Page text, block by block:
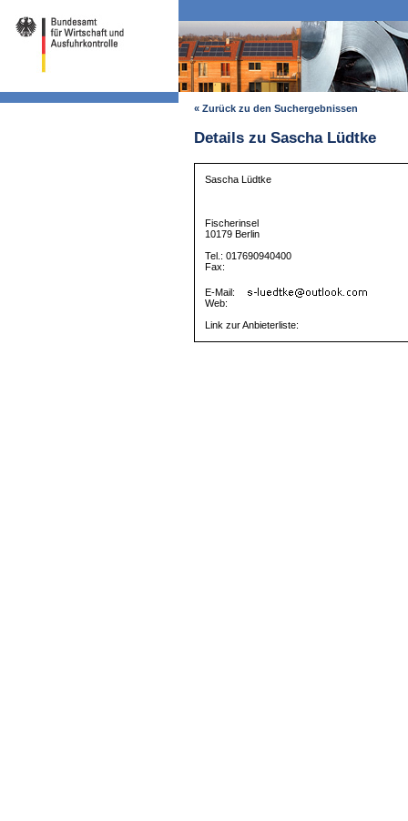
« Zurück zu den Suchergebnissen
Details zu Sascha Lüdtke
Sascha Lüdtke
Fischerinsel
10179 Berlin
Tel.: 017690940400
Fax:
E-Mail:
Web:
Link zur Anbieterliste: